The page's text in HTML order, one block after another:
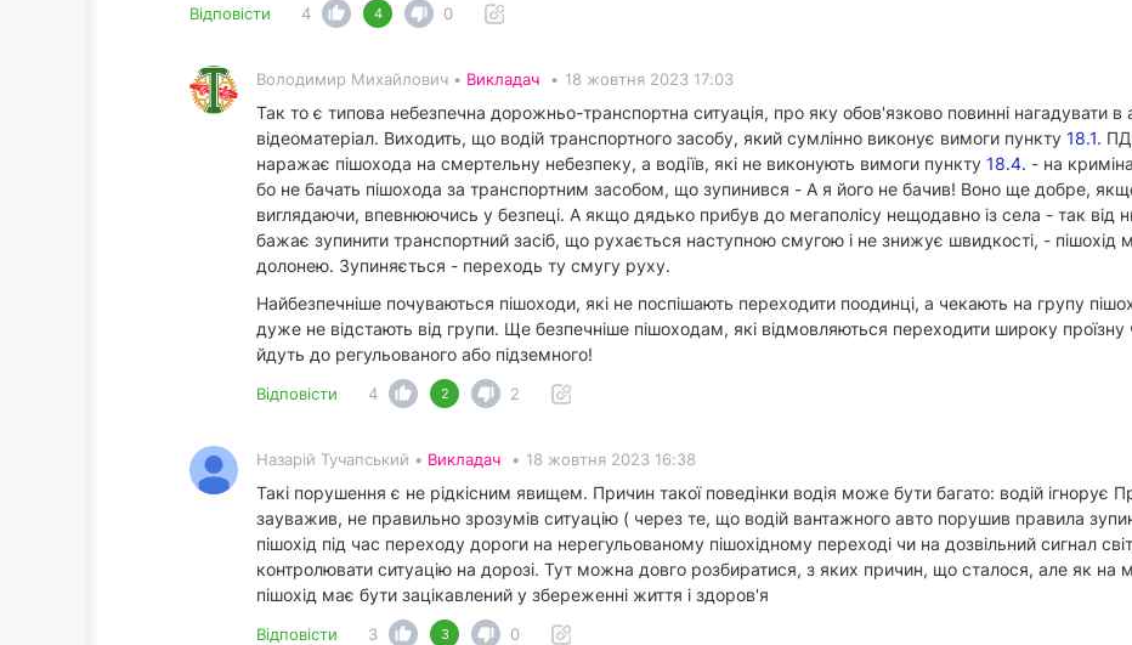
Відповісти 4 4 0
Володимир Михайлович • Викладач • 18 жовтня 2023 17:03
Так то є типова небезпечна дорожньо-транспортна ситуація, про яку обов'язково повинні нагадувати в
відеоматеріал. Виходить, що водій транспортного засобу, який сумлінно виконує вимоги пункту 18.1.
наражає пішохода на смертельну небезпеку, а водіїв, які не виконують вимоги пункту 18.4. - на
бо не бачать пішохода за транспортним засобом, що зупинився - А я його не бачив! Воно ще добре,
виглядаючи, впевнюючись у безпеці. А якщо дядько прибув до мегаполісу нещодавно із села - так від
бажає зупинити транспортний засіб, що рухається наступною смугою і не знижує швидкості, -
долонею. Зупиняється - переходь ту смугу руху.
Найбезпечніше почуваються пішоходи, які не поспішають переходити поодинці, а чекають на групу
дуже не відстають від групи. Ще безпечніше пішоходам, які відмовляються переходити широку
йдуть до регульованого або підземного!
Відповісти 4 2 2
Назарій Тучапський • Викладач • 18 жовтня 2023 16:38
Такі порушення є не рідкісним явищем. Причин такої поведінки водія може бути багато: водій
зауважив, не правильно зрозумів ситуацію ( через те, що водій вантажного авто порушив правила
пішохід під час переходу дороги на нерегульованому пішохідному переході чи на дозвільний сигнал
контролювати ситуацію на дорозі. Тут можна довго розбиратися, з яких причин, що сталося, але як
пішохід має бути зацікавлений у збереженні життя і здоров'я
Відповісти 3 3 0